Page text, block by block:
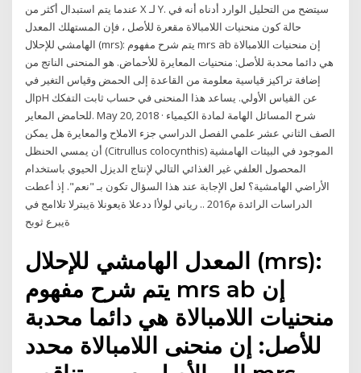
عندما يتم استبدال أكثر من X لـ Y. سيتضح من التحليل الوارد أدناه أنه في
حالة كون منحنيات اللامبالاة مقعرة للأصل ، فإن المستهلك المعدل
الهامشي للإحلال (mrs): يتم شرح مفهوم mrs ab إن منحنيات اللامبالاة
هي دائما محدبة للأصل: منحنيات المعايرة للأحماض. هو المنحنى الناتج من
إضافة تراكيز قياسية معلومة من القاعدة إلى الحمض وقياس التغير في
الpH عن القياس الأولي. يساعد هذا المنحنى في حساب ثابت التفكك
للحامض المعاير. May 20, 2018 · شرح المسائل الهامة لمادة الكيمياء
الصف الثاني عشر علمي الفصل الدراسي جزء الاملاح والمعايرة هل يمكن
أن يمسي الحنظل (Citrullus colocynthis) الموجود في البيئات الهامشية
المحصول العلفي غير الغذائي التالي لإنتاج الديزل الحيوي باستخدام
الأراضي الهامشية؟ لعل الإجابة عند هذا السؤال تكون بـ "نعم". إذ أعطت
الدراسات الرائدة م2016 .. رياني لولأا ددعلا ةيعونلا ةيبترلا تلاامج في
ةيبرع ثوبح
المعدل الهامشي للإحلال (mrs):
يتم شرح مفهوم mrs ab إن
منحنيات اللامبالاة هي دائما محدبة
للأصل: إن منحنى اللامبالاة محدد